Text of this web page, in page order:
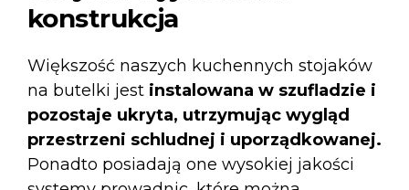
konstrukcja
Większość naszych kuchennych stojaków
na butelki jest instalowana w szufladzie i
pozostaje ukryta, utrzymując wygląd
przestrzeni schludnej i uporządkowanej.
Ponadto posiadają one wysokiej jakości